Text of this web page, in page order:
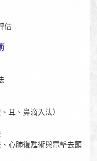
估
耳、鼻滴入法）
心肺復甦術與電擊去顫